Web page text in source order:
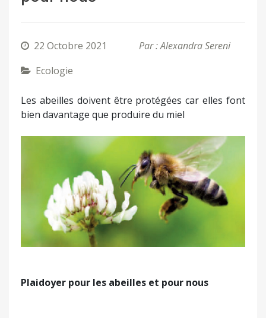
22 Octobre 2021
Par : Alexandra Sereni
Ecologie
Les abeilles doivent être protégées car elles font
bien davantage que produire du miel
Plaidoyer pour les abeilles et pour nous